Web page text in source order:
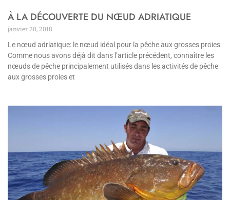
À LA DÉCOUVERTE DU NŒUD ADRIATIQUE
janvier 20, 2018
Le nœud adriatique: le nœud idéal pour la pêche aux grosses proies
Comme nous avons déjà dit dans l’article précédent, connaître les
nœuds de pêche principalement utilisés dans les activités de pêche
aux grosses proies et